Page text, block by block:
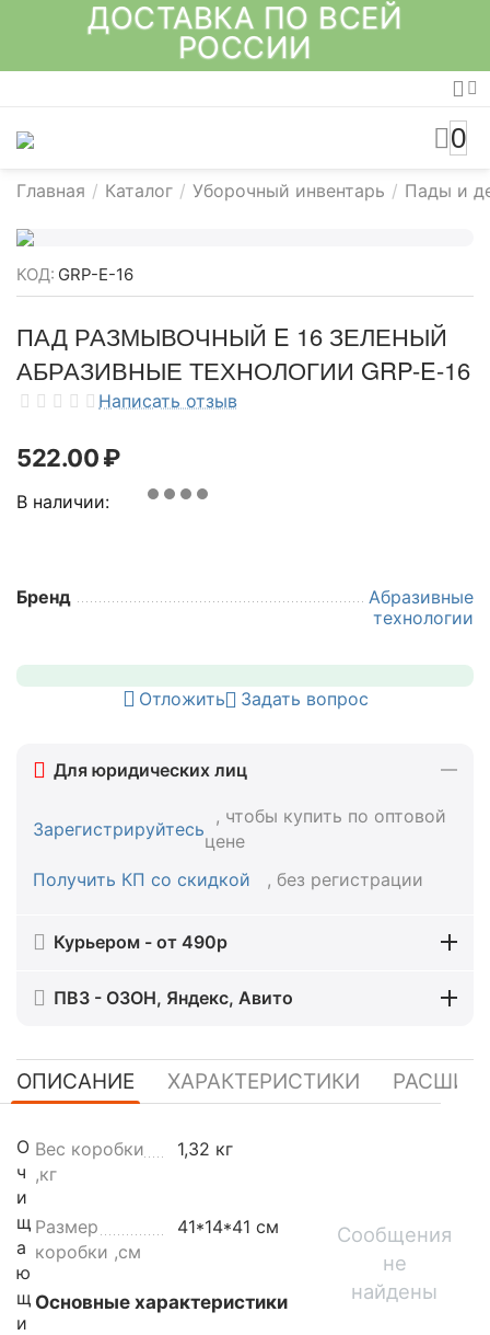
ДОСТАВКА ПО ВСЕЙ
РОССИИ
0
Главная / Каталог / Уборочный инвентарь / Пады и
КОД: GRP-E-16
ПАД РАЗМЫВОЧНЫЙ E 16 ЗЕЛЕНЫЙ
АБРАЗИВНЫЕ ТЕХНОЛОГИИ GRP-E-16
Написать отзыв
522.00₽
В наличии:
Бренд
Абразивные
технологии
Отложить Задать вопрос
Для юридических лиц
Зарегистрируйтесь
, чтобы купить по оптовой
цене
Получить КП со скидкой
, без регистрации
Курьером - от 490р
ПВЗ - ОЗОН, Яндекс, Авито
ОПИСАНИЕ ХАРАКТЕРИСТИКИ
О
ч
и
щ
а
ю
щ
и
Вес коробки
,кг
1,32 кг
Размер
коробки ,см
41*14*41 см
Основные характеристики
Сообщения
не
найдены